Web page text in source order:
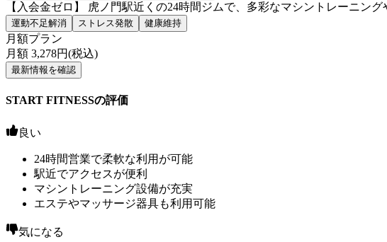
【入会金ゼロ】 虎ノ門駅近くの24時間ジムで、多彩なマシントレーニン
運動不足解消 ストレス発散 健康維持
月額プラン
月額 3,278円(税込)
最新情報を確認
START FITNESSの評価
良い
24時間営業で柔軟な利用が可能
駅近でアクセスが便利
マシントレーニング設備が充実
エステやマッサージ器具も利用可能
気になる